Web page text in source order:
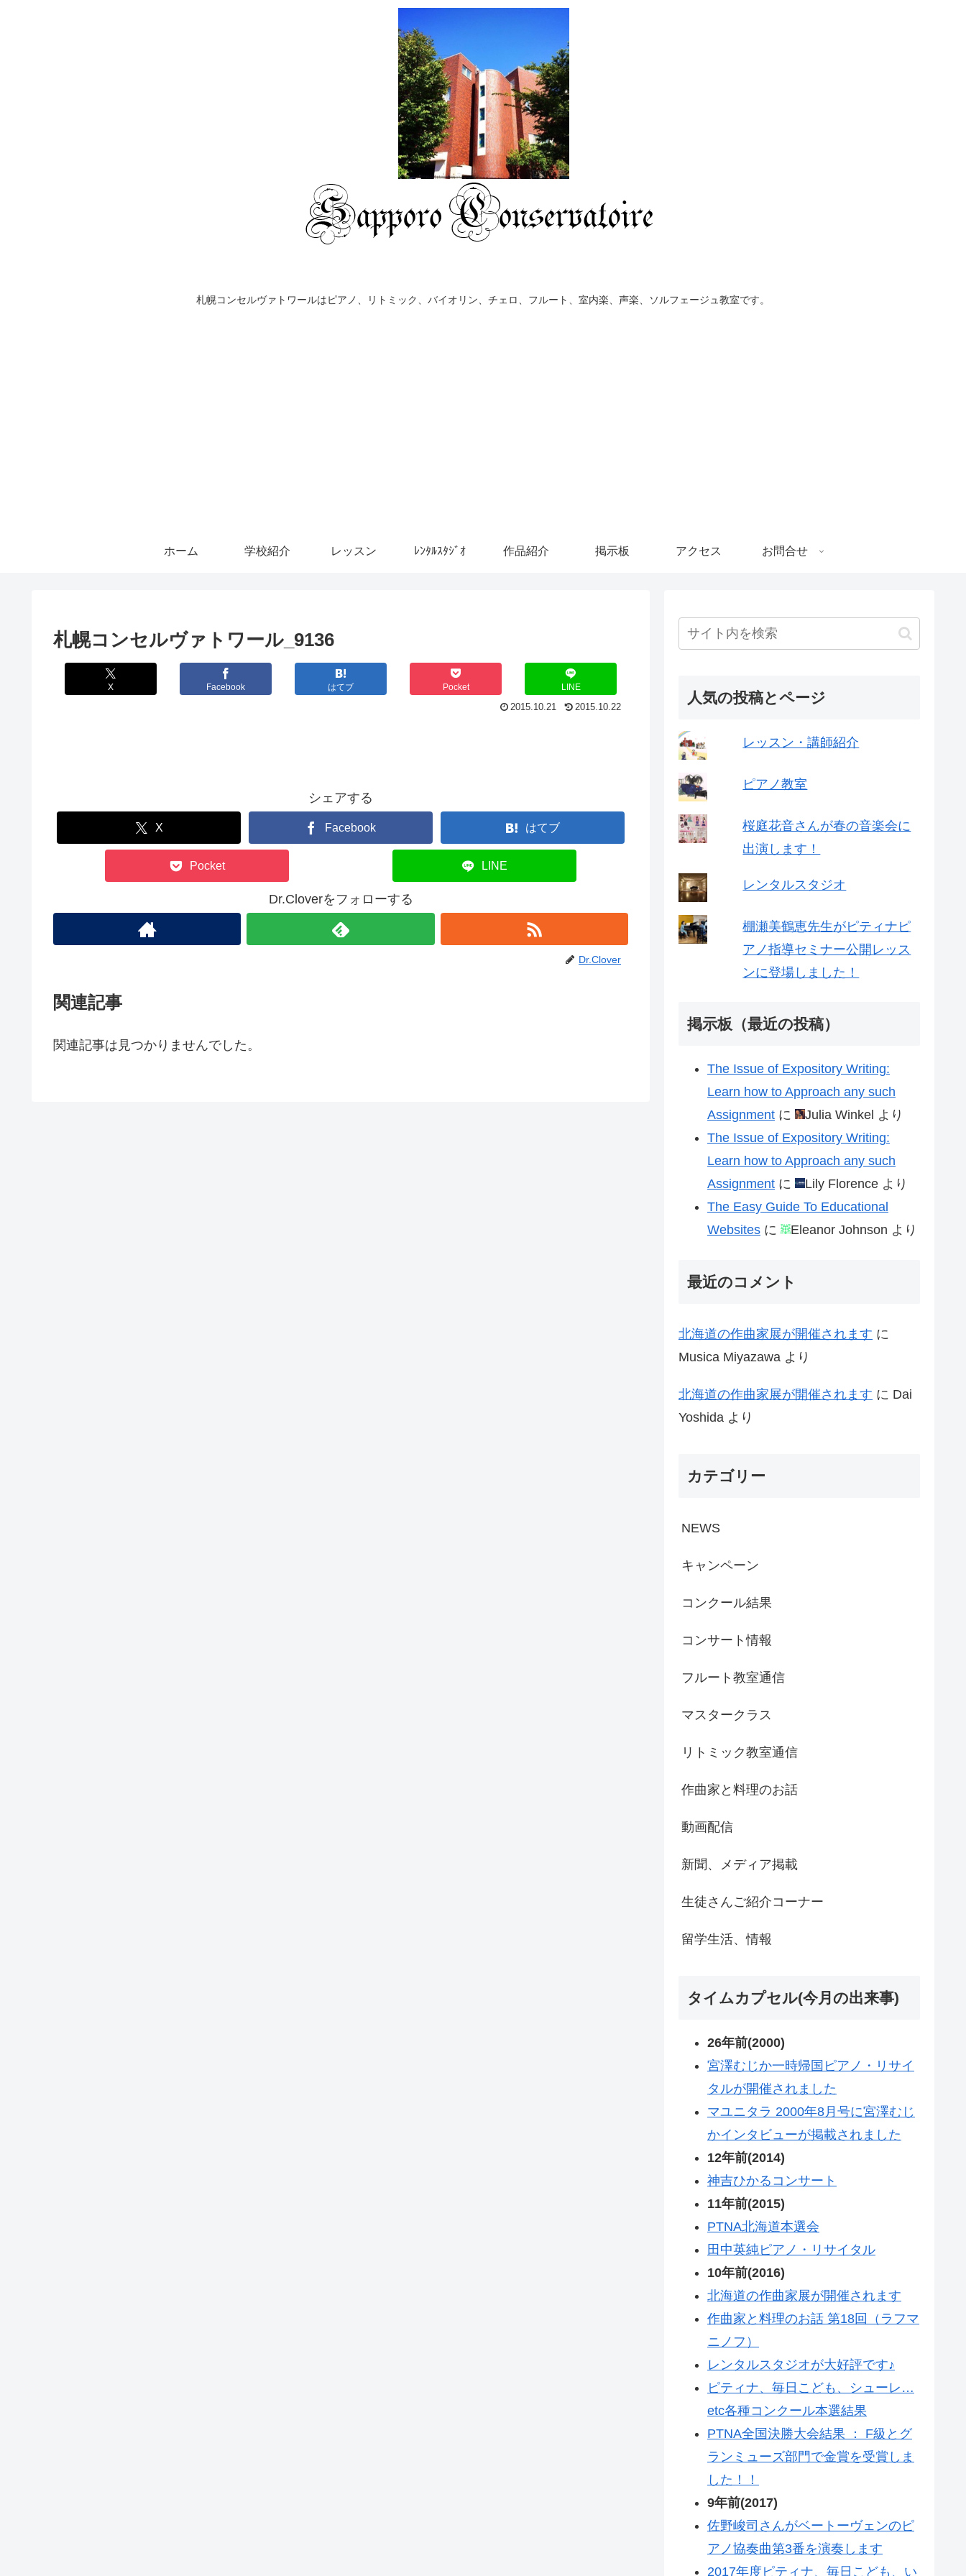
札幌コンセルヴァトワールはピアノ、リトミック、バイオリン、チェロ、フルート、室内楽、声楽、ソルフェージュ教室です。
ホーム 学校紹介 レッスン ﾚﾝﾀﾙｽﾀｼﾞｵ 作品紹介 掲示板 アクセス お問合せ
札幌コンセルヴァトワール_9136
X Facebook はてブ Pocket LINE
2015.10.21 2015.10.22
シェアする
X Facebook はてブ
Pocket LINE
Dr.Cloverをフォローする
Dr.Clover
関連記事
関連記事は見つかりませんでした。
人気の投稿とページ
レッスン・講師紹介
ピアノ教室
桜庭花音さんが春の音楽会に
出演します！
レンタルスタジオ
棚瀬美鶴恵先生がピティナピ
アノ指導セミナー公開レッス
ンに登場しました！
掲示板（最近の投稿）
The Issue of Expository Writing:
Learn how to Approach any such
Assignment に Julia Winkel より
The Issue of Expository Writing:
Learn how to Approach any such
Assignment に Lily Florence より
The Easy Guide To Educational
Websites に Eleanor Johnson より
最近のコメント
北海道の作曲家展が開催されます に
Musica Miyazawa より
北海道の作曲家展が開催されます に Dai
Yoshida より
カテゴリー
NEWS
キャンペーン
コンクール結果
コンサート情報
フルート教室通信
マスタークラス
リトミック教室通信
作曲家と料理のお話
動画配信
新聞、メディア掲載
生徒さんご紹介コーナー
留学生活、情報
タイムカプセル(今月の出来事)
26年前(2000)
宮澤むじか一時帰国ピアノ・リサイ
タルが開催されました
マユニタラ 2000年8月号に宮澤むじ
かインタビューが掲載されました
12年前(2014)
神吉ひかるコンサート
11年前(2015)
PTNA北海道本選会
田中英純ピアノ・リサイタル
10年前(2016)
北海道の作曲家展が開催されます
作曲家と料理のお話 第18回（ラフマ
ニノフ）
レンタルスタジオが大好評です♪
ピティナ、毎日こども、シューレ…
etc各種コンクール本選結果
PTNA全国決勝大会結果 ： F級とグ
ランミューズ部門で金賞を受賞しま
した！！
9年前(2017)
佐野峻司さんがベートーヴェンのピ
アノ協奏曲第3番を演奏します
2017年度ピティナ、毎日こども、い